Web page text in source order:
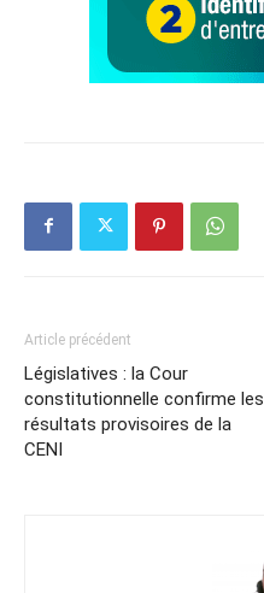
Article précédent
Législatives : la Cour
constitutionnelle confirme les
résultats provisoires de la
CENI